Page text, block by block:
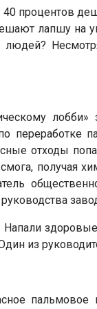
процентов
лапшу на
переработке
отходы
получая
из
пальмовое